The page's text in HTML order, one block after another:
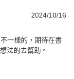
2024/10/16
一樣的，期待在書
法的去幫助。